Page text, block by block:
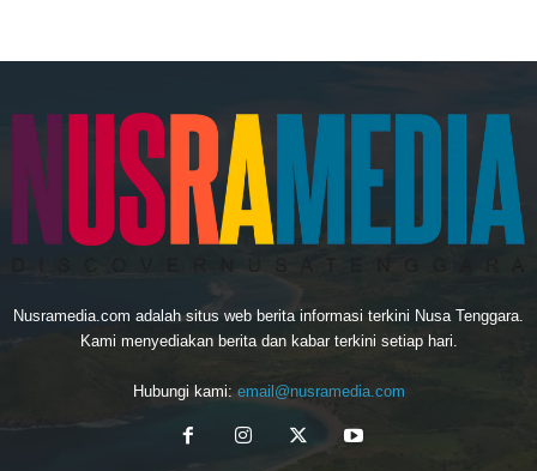
Nusramedia.com adalah situs web berita informasi terkini Nusa Tenggara.
Kami menyediakan berita dan kabar terkini setiap hari.
Hubungi kami: email@nusramedia.com